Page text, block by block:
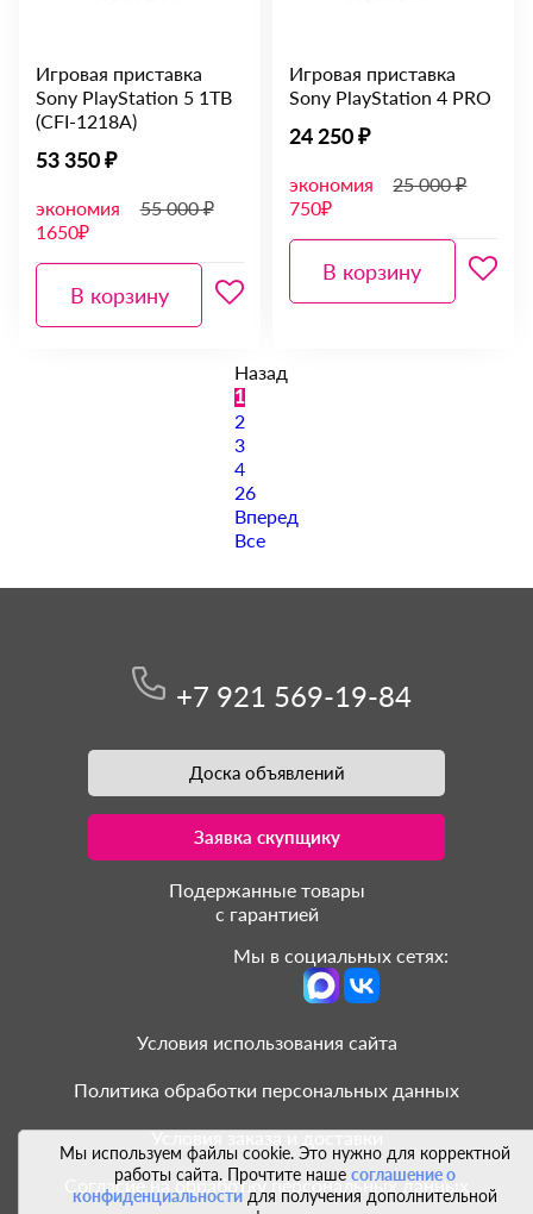
Игровая приставка
Sony PlayStation 5 1TB
(CFI-1218A)
53 350 ₽
экономия
1650₽
55 000 ₽
В корзину
Игровая приставка
Sony PlayStation 4 PRO
24 250 ₽
экономия
750₽
25 000 ₽
В корзину
Назад
1
2
3
4
26
Вперед
Все
Мы используем файлы cookie. Это нужно для корректной
работы сайта. Прочтите наше соглашение о
конфиденциальностидля получения дополнительной
+7 921 569-19-84
Доска объявлений
Заявка скупщику
Подержанные товары
с гарантией
Мы в социальных сетях:
Условия использования сайта
Политика обработки персональных данных
Условия заказа и доставки
Согласие на обработку персональных данных